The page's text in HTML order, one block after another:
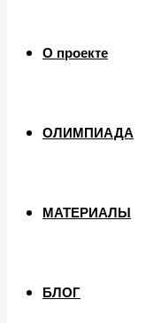
О проекте
ОЛИМПИАДА
МАТЕРИАЛЫ
БЛОГ